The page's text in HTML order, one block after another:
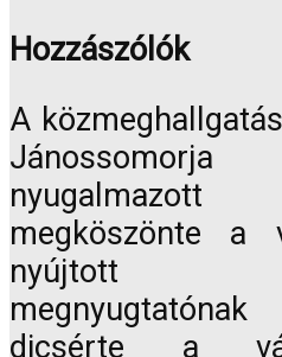
Hozzászólók
A
nyugalmazott
megköszönte a
nyújtott
dicsérte a